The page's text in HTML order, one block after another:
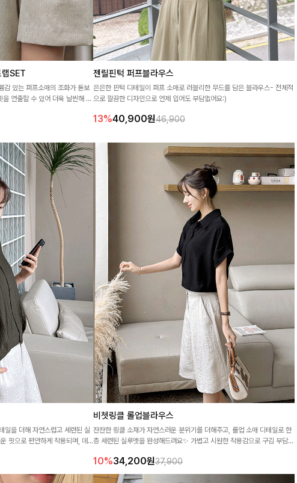
SET
감 있는 퍼프소매의 조화가 돋보
연출할 수 있어 더욱 날씬해 보
젠릴핀턱 퍼프블라우스
은은한 핀턱 디테일이 퍼프 소매로 러블리한 무드를 담은 블라우스- 전체적
으로 깔끔한 디자인으로 언제 입어도 부담없어요:)
13%40,900원46,900
일을 더해 자연스럽고 세련된 실
핏으로 편안하게 착용되며, 데
비쳇링클 롤업블라우스
잔잔한 링클 소재가 자연스러운 분위기를 더해주고, 롤업 소매 디테일로 한
층 세련된 실루엣을 완성해드려요✨ 가볍고 시원한 착용감으로 구김 부담은
10%34,200원37,900